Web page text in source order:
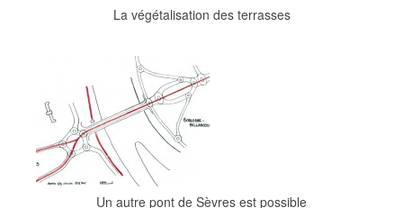
La végétalisation des terrasses
Un autre pont de Sèvres est possible